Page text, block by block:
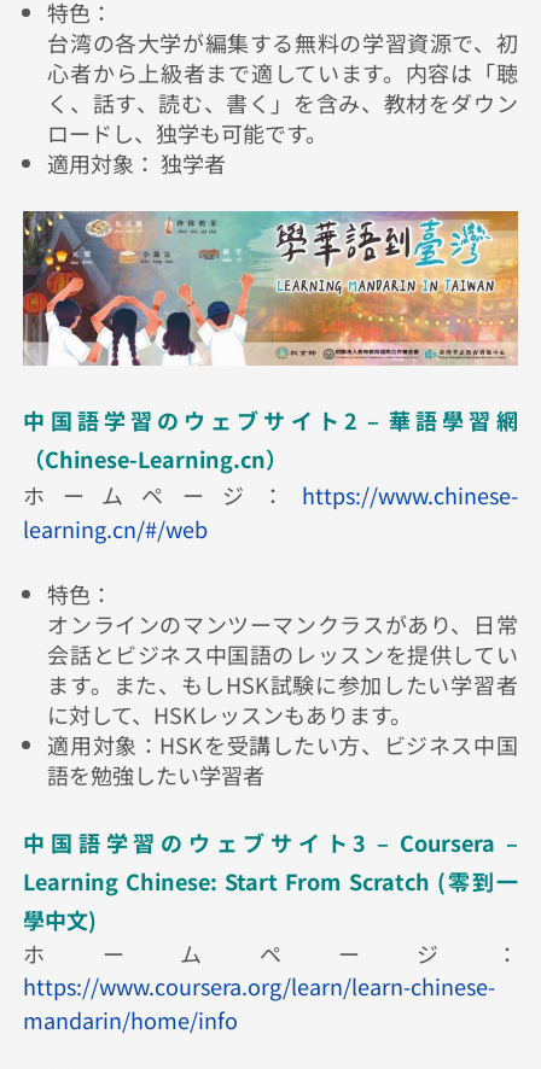
特色：
台湾の各大学が編集する無料の学習資源で、初
心者から上級者まで適しています。内容は「聴
く、話す、読む、書く」を含み、教材をダウン
ロードし、独学も可能です。
適用対象： 独学者
中国語学習のウェブサイト2 – 華語學習網
（Chinese-Learning.cn）
ホームページ： https://www.chinese-
learning.cn/#/web
特色：
オンラインのマンツーマンクラスがあり、日常
会話とビジネス中国語のレッスンを提供してい
ます。また、もしHSK試験に参加したい学習者
に対して、HSKレッスンもあります。
適用対象：HSKを受講したい方、ビジネス中国
語を勉強したい学習者
中国語学習のウェブサイト3 – Coursera –
Learning Chinese: Start From Scratch (零到一
學中文)
ホームページ：
https://www.coursera.org/learn/learn-chinese-
mandarin/home/info